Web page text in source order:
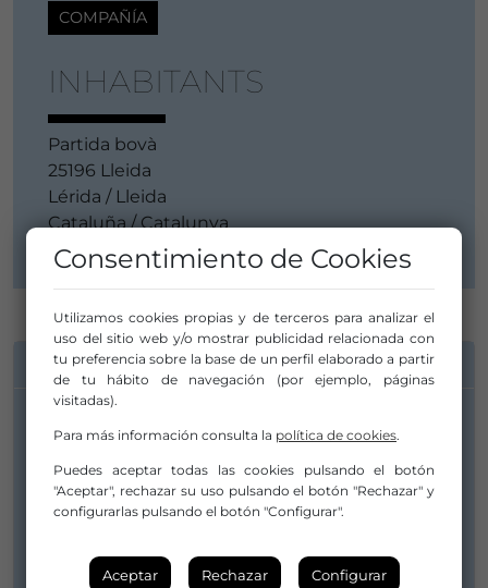
COMPAÑÍA
INHABITANTS
Partida bovà
25196 Lleida
Lérida / Lleida
Cataluña / Catalunya
INFORMACIÓN DE CONTACTO
Consentimiento de Cookies
Utilizamos cookies propias y de terceros para analizar el
uso del sitio web y/o mostrar publicidad relacionada con
tu preferencia sobre la base de un perfil elaborado a partir
de tu hábito de navegación (por ejemplo, páginas
visitadas).
Para más información consulta la política de cookies.
Puedes aceptar todas las cookies pulsando el botón
"Aceptar", rechazar su uso pulsando el botón "Rechazar" y
configurarlas pulsando el botón "Configurar".
Aceptar Rechazar Configurar